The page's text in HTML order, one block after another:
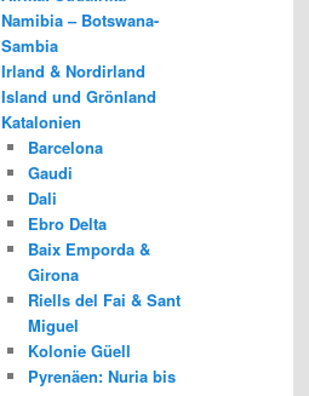
Namibia – Botswana-
Sambia
Irland & Nordirland
Island und Grönland
Katalonien
Barcelona
Gaudi
Dali
Ebro Delta
Baix Emporda &
Girona
Riells del Fai & Sant
Miguel
Kolonie Güell
Pyrenäen: Nuria bis